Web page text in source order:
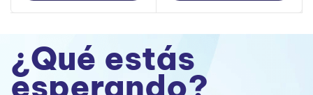
¿Qué estás
esperando?